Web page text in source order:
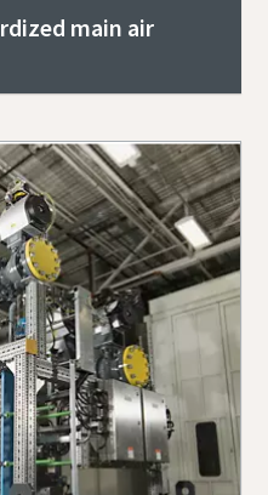
main air